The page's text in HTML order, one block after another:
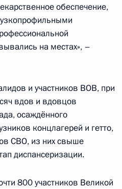
обеспечение,
на местах», –
и участников ВОВ, при
вдов и вдовцов
осаждённого
концлагерей и гетто,
СВО, из них свыше
диспансеризации.
800 участников Великой